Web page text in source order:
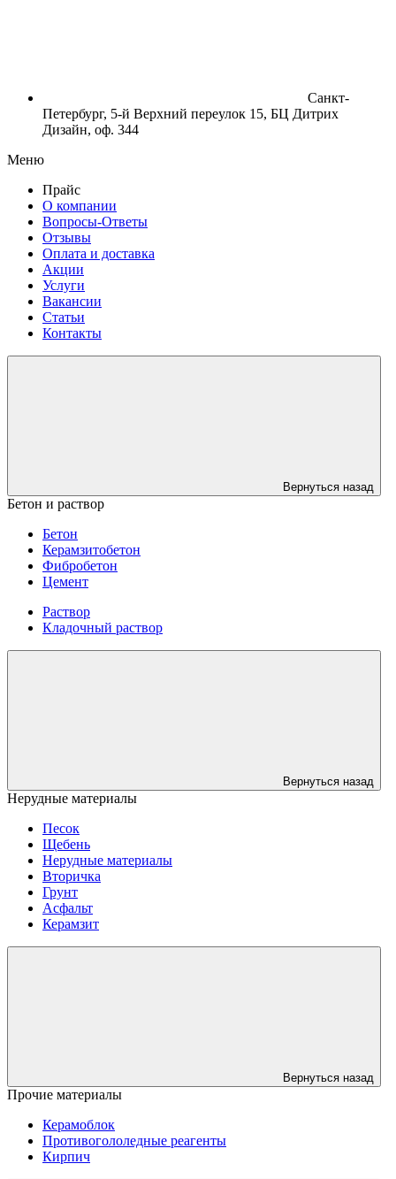
Санкт-
Петербург, 5-й Верхний переулок 15, БЦ Дитрих
Дизайн, оф. 344
Меню
Прайс
О компании
Вопросы-Ответы
Отзывы
Оплата и доставка
Акции
Услуги
Вакансии
Статьи
Контакты
Вернуться назад
Бетон и раствор
Бетон
Керамзитобетон
Фибробетон
Цемент
Раствор
Кладочный раствор
Вернуться назад
Нерудные материалы
Песок
Щебень
Нерудные материалы
Вторичка
Грунт
Асфальт
Керамзит
Вернуться назад
Прочие материалы
Керамоблок
Противогололедные реагенты
Кирпич